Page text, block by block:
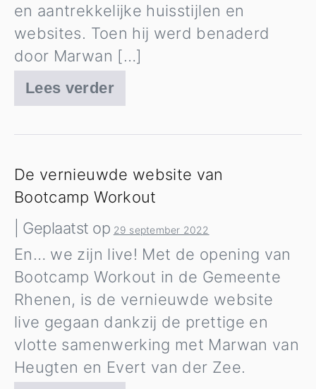
en aantrekkelijke huisstijlen en
websites. Toen hij werd benaderd
door Marwan […]
Lees verder
Deze
het
verschil
De vernieuwde website van
Bootcamp Workout
Geplaatst op 29 september 2022
En… we zijn live! Met de opening van
Bootcamp Workout in de Gemeente
Rhenen, is de vernieuwde website
live gegaan dankzij de prettige en
vlotte samenwerking met Marwan van
Heugten en Evert van der Zee.